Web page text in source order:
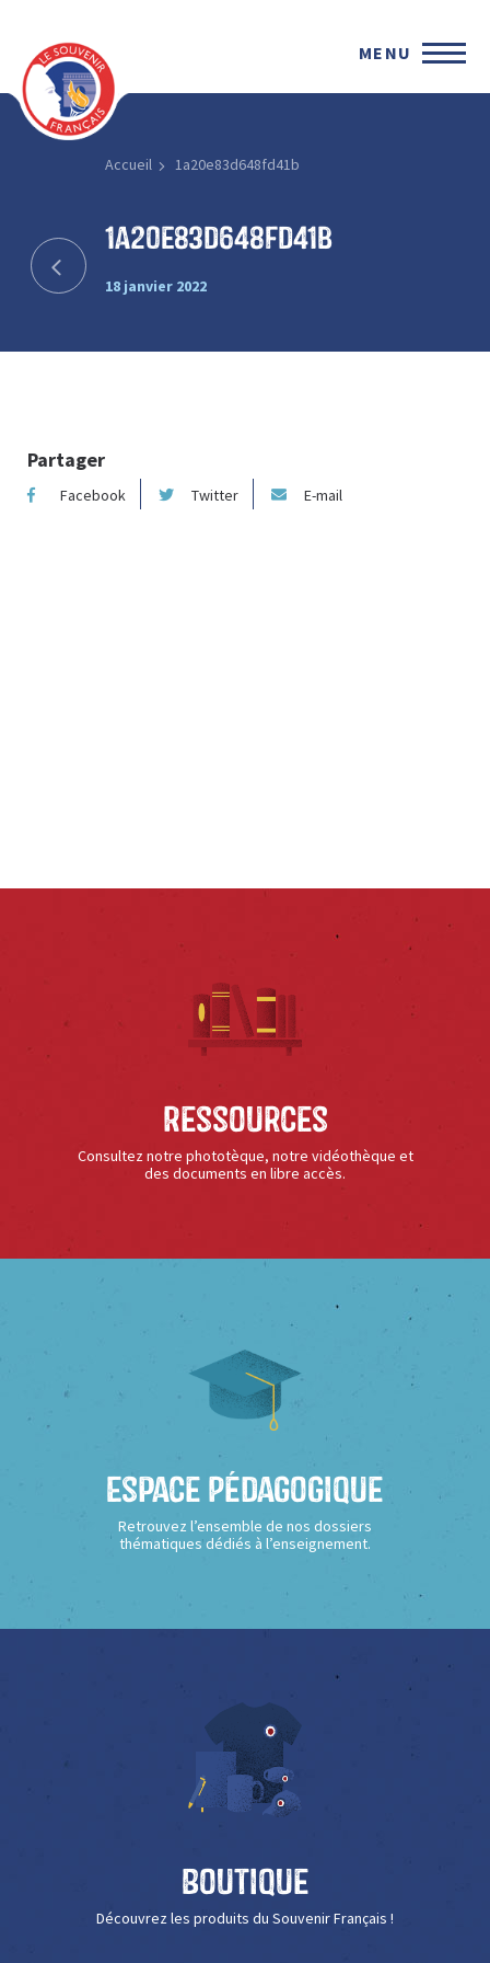
MENU
Accueil 1a20e83d648fd41b
1a20e83d648fd41b
18 janvier 2022
Partager
Facebook Twitter E-mail
Ressources
Consultez notre phototèque, notre vidéothèque et
des documents en libre accès.
Espace Pédagogique
Retrouvez l’ensemble de nos dossiers
thématiques dédiés à l’enseignement.
Boutique
Découvrez les produits du Souvenir Français !